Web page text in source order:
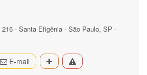
216 - Santa Efigênia - São Paulo, SP -
E-mail